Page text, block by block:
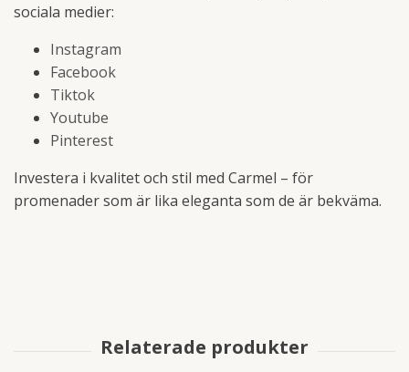
sociala medier:
Instagram
Facebook
Tiktok
Youtube
Pinterest
Investera i kvalitet och stil med Carmel – för
promenader som är lika eleganta som de är bekväma.